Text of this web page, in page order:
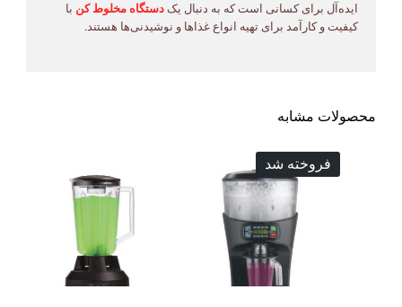
ایده‌آل برای کسانی است که به دنبال یک دستگاه مخلوط کن با
کیفیت و کارآمد برای تهیه انواع غذاها و نوشیدنی‌ها هستند.
محصولات مشابه
فروخته شد